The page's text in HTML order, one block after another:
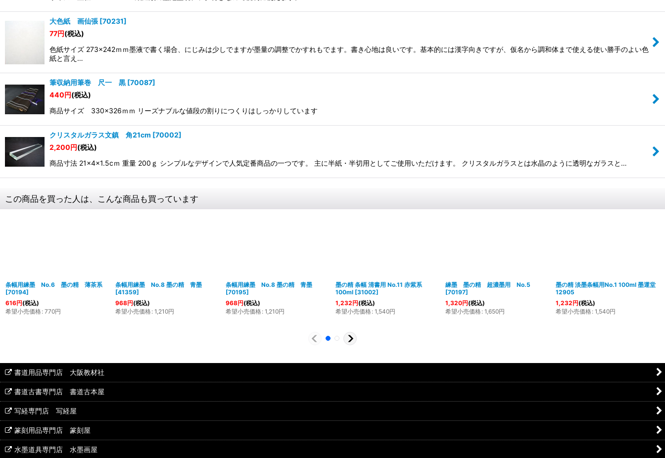
大色紙 画仙張 [70231]
77円(税込)
色紙サイズ 273×242ｍｍ墨液で書く場合、にじみは少しでますが墨量の調整でかすれもでます。書き心地は良いです。基本的には漢字向きですが、仮名から調和体まで使える使い勝手のよい色
紙と言え…
筆収納用筆巻 尺一 黒 [70087]
440円(税込)
商品サイズ 330×326ｍｍ リーズナブルな値段の割りにつくりはしっかりしています
クリスタルガラス文鎮 角21cm [70002]
2,200円(税込)
商品寸法 21×4×1.5cｍ 重量 200ｇ シンプルなデザインで人気定番商品の一つです。 主に半紙・半切用としてご使用いただけます。 クリスタルガラスとは水晶のように透明なガラスと…
この商品を買った人は、こんな商品も買っています
条幅用練墨 No.6 墨の精 薄茶系
[70194]
616円(税込)
希望小売価格: 770円
条幅用練墨 No.8 墨の精 青墨
[41359]
968円(税込)
希望小売価格: 1,210円
条幅用練墨 No.8 墨の精 青墨
[70195]
968円(税込)
希望小売価格: 1,210円
墨の精 条幅 清書用 No.11 赤紫系
100ml [31002]
1,232円(税込)
希望小売価格: 1,540円
練墨 墨の精 超濃墨用 No.5
[70197]
1,320円(税込)
希望小売価格: 1,650円
墨の精 淡墨条幅用No.1 100ml 墨運堂
12905
1,232円(税込)
希望小売価格: 1,540円
書道用品専門店 大阪教材社
書道古書専門店 書道古本屋
写経専門店 写経屋
篆刻用品専門店 篆刻屋
水墨道具専門店 水墨画屋